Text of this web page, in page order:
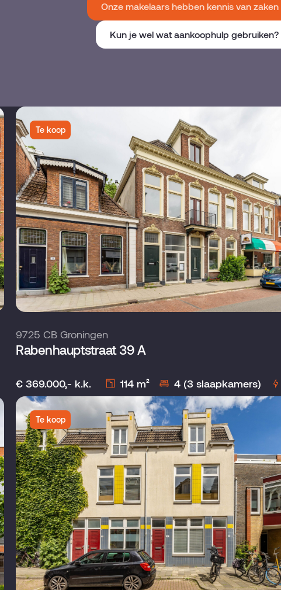
Onze makelaars hebben kennis van zaken
Kun je wel wat aankoophulp gebruiken?
Te koop
9725 CB Groningen
Rabenhauptstraat 39 A
€ 369.000,- k.k. 114 m² 4 (3 slaapkamers)
Te koop